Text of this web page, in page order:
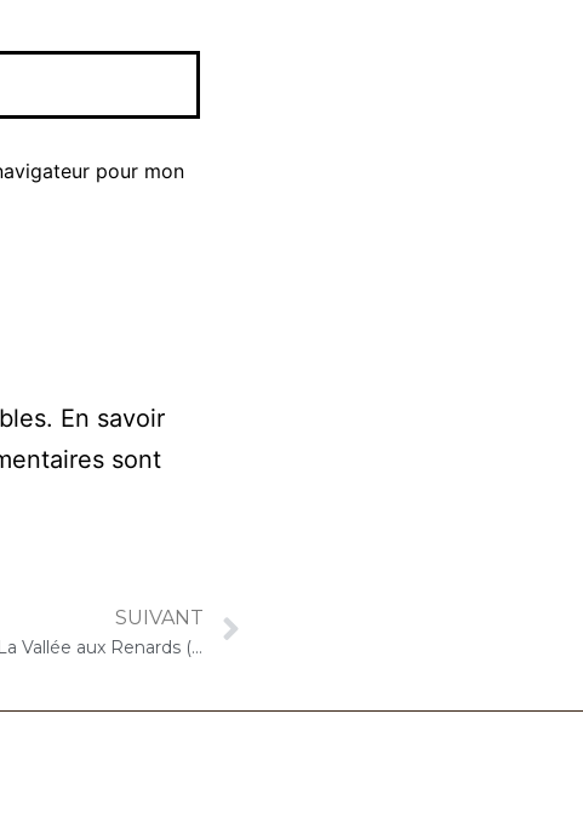
pour mon
En savoir
sont
SUIVANT
10 janvier 2024 – ARPAVIE La Vallée aux Renards (L’Haÿ-les-Roses) : Concert « Choco-Cello Solo »